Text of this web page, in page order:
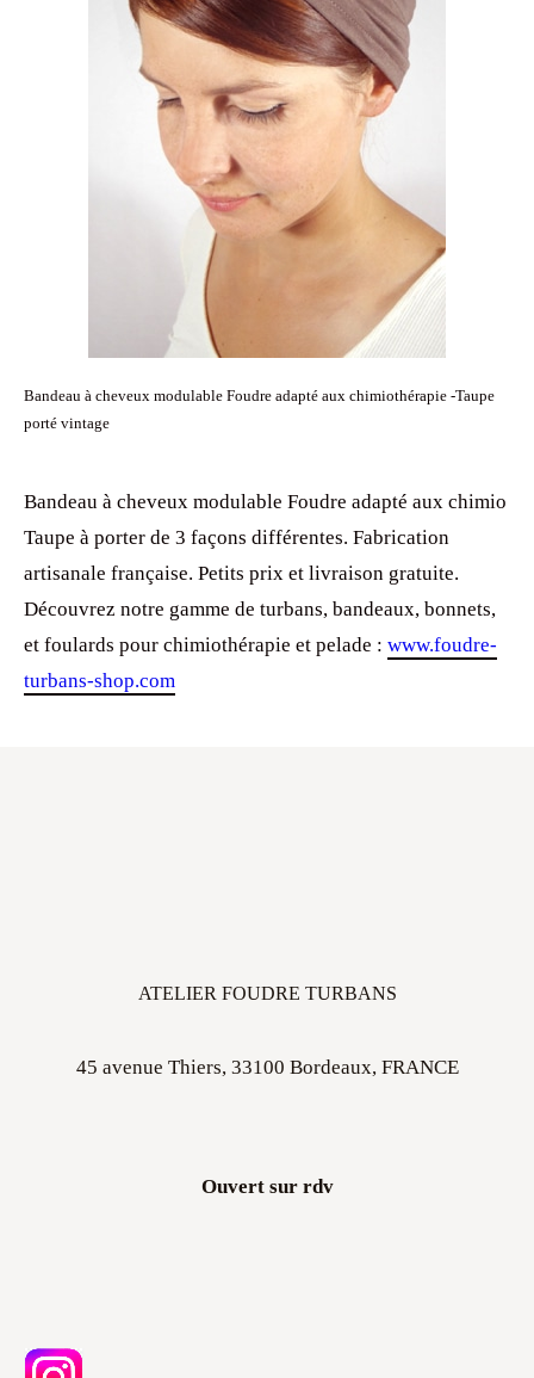
Bandeau à cheveux modulable Foudre adapté aux chimiothérapie -Taupe
porté vintage
Bandeau à cheveux modulable Foudre adapté aux chimio
Taupe à porter de 3 façons différentes. Fabrication
artisanale française. Petits prix et livraison gratuite.
Découvrez notre gamme de turbans, bandeaux, bonnets,
et foulards pour chimiothérapie et pelade : www.foudre-
turbans-shop.com
ATELIER FOUDRE TURBANS
45 avenue Thiers, 33100 Bordeaux, FRANCE
Ouvert sur rdv